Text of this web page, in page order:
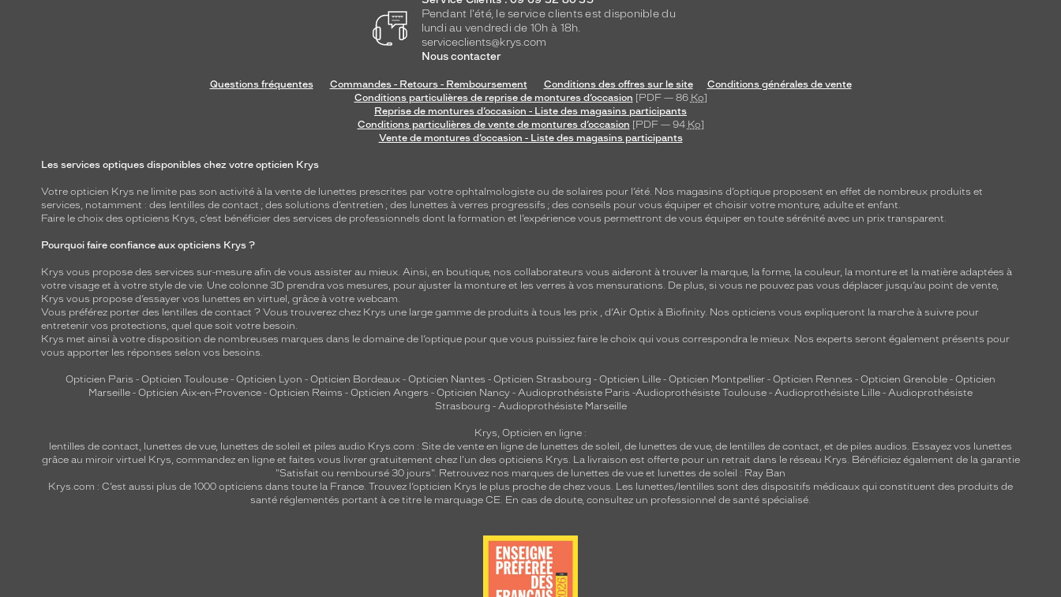
Pendant l'été, le service clients est disponible du
lundi au vendredi de 10h à 18h.
serviceclients@krys.com
Nous contacter
Questions fréquentes Commandes - Retours - Remboursement Conditions des offres sur le site
Conditions générales de vente
Conditions particulières de reprise de montures d’occasion [PDF — 86 Ko]
Reprise de montures d’occasion - Liste des magasins participants
Conditions particulières de vente de montures d’occasion [PDF — 94 Ko]
Vente de montures d’occasion - Liste des magasins participants
Les services optiques disponibles chez votre opticien Krys
Votre opticien Krys ne limite pas son activité à la vente de lunettes prescrites par votre ophtalmologiste ou de solaires pour l’été. Nos magasins d’optique proposent en effet de nombreux produits et
services, notamment : des lentilles de contact ; des solutions d’entretien ; des lunettes à verres progressifs ; des conseils pour vous équiper et choisir votre monture, adulte et enfant.
Faire le choix des opticiens Krys, c’est bénéficier des services de professionnels dont la formation et l’expérience vous permettront de vous équiper en toute sérénité avec un prix transparent.
Pourquoi faire confiance aux opticiens Krys ?
Krys vous propose des services sur-mesure afin de vous assister au mieux. Ainsi, en boutique, nos collaborateurs vous aideront à trouver la marque, la forme, la couleur, la monture et la matière adaptées à
votre visage et à votre style de vie. Une colonne 3D prendra vos mesures, pour ajuster la monture et les verres à vos mensurations. De plus, si vous ne pouvez pas vous déplacer jusqu’au point de vente,
Krys vous propose d’essayer vos lunettes en virtuel, grâce à votre webcam.
Vous préférez porter des lentilles de contact ? Vous trouverez chez Krys une large gamme de produits à tous les prix , d’Air Optix à Biofinity. Nos opticiens vous expliqueront la marche à suivre pour
entretenir vos protections, quel que soit votre besoin.
Krys met ainsi à votre disposition de nombreuses marques dans le domaine de l’optique pour que vous puissiez faire le choix qui vous correspondra le mieux. Nos experts seront également présents pour
vous apporter les réponses selon vos besoins.
Opticien Paris - Opticien Toulouse - Opticien Lyon - Opticien Bordeaux - Opticien Nantes - Opticien Strasbourg - Opticien Lille - Opticien Montpellier - Opticien Rennes - Opticien Grenoble - Opticien
Marseille - Opticien Aix-en-Provence - Opticien Reims - Opticien Angers - Opticien Nancy - Audioprothésiste Paris -Audioprothésiste Toulouse - Audioprothésiste Lille - Audioprothésiste
Strasbourg - Audioprothésiste Marseille
Krys, Opticien en ligne :
lentilles de contact, lunettes de vue, lunettes de soleil et piles audio Krys.com : Site de vente en ligne de lunettes de soleil, de lunettes de vue, de lentilles de contact, et de piles audios. Essayez vos lunettes
grâce au miroir virtuel Krys, commandez en ligne et faites vous livrer gratuitement chez l'un des opticiens Krys. La livraison est offerte pour un retrait dans le réseau Krys. Bénéficiez également de la garantie
"Satisfait ou remboursé 30 jours". Retrouvez nos marques de lunettes de vue et lunettes de soleil : Ray Ban
Krys.com : C’est aussi plus de 1000 opticiens dans toute la France. Trouvez l’opticien Krys le plus proche de chez vous. Les lunettes/lentilles sont des dispositifs médicaux qui constituent des produits de
santé réglementés portant à ce titre le marquage CE. En cas de doute, consultez un professionnel de santé spécialisé.